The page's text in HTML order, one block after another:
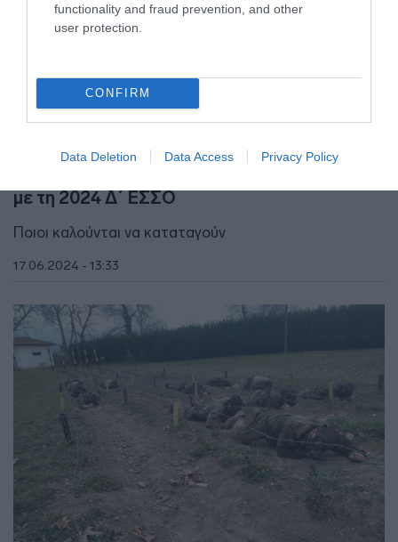
functionality and fraud prevention, and other
user protection.
CONFIRM
Data Deletion Data Access Privacy Policy
με τη 2024 Δ΄ ΕΣΣΟ
Ποιοι καλούνται να καταταγούν
17.06.2024 - 13:33